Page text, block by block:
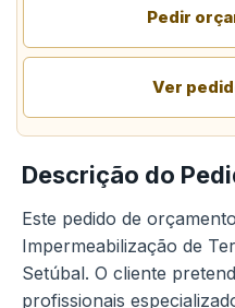
Pedir
Ver
Descrição do
Este pedido de
Impermeabilização de
Setúbal. O cliente
profissionais